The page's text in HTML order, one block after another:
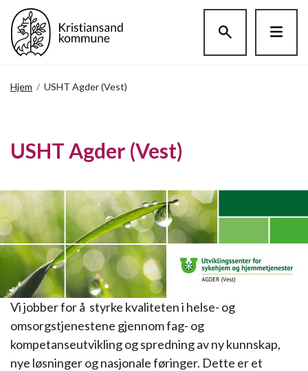
Hjem / USHT Agder (Vest)
USHT Agder (Vest)
Vi jobber for å styrke kvaliteten i helse- og
omsorgstjenestene gjennom fag- og
kompetanseutvikling og spredning av ny kunnskap,
nye løsninger og nasjonale føringer. Dette er et